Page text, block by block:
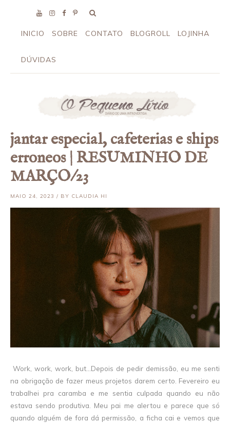
INICIO SOBRE CONTATO BLOGROLL LOJINHA
DÚVIDAS
jantar especial, cafeterias e ships
erroneos | RESUMINHO DE
MARÇO/23
MAIO 24, 2023 / BY CLAUDIA HI
Work, work, work, but...Depois de pedir demissão, eu me senti
na obrigação de fazer meus projetos darem certo. Fevereiro eu
trabalhei pra caramba e me sentia culpada quando eu não
estava sendo produtiva. Meu pai me alertou e parece que só
quando alguém de fora dá permissão, a ficha cai e vemos que